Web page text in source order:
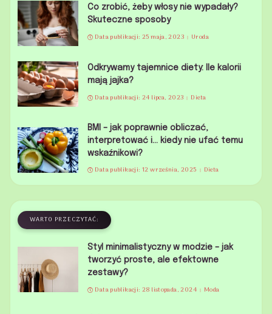
Co zrobić, żeby włosy nie wypadały?
Skuteczne sposoby
Data publikacji: 25 maja, 2023 Uroda
Odkrywamy tajemnice diety: Ile kalorii
mają jajka?
Data publikacji: 24 lipca, 2023 Dieta
BMI – jak poprawnie obliczać,
interpretować i… kiedy nie ufać temu
wskaźnikowi?
Data publikacji: 12 września, 2025 Dieta
WARTO PRZECZYTAĆ:
Styl minimalistyczny w modzie – jak
tworzyć proste, ale efektowne
zestawy?
Data publikacji: 28 listopada, 2024 Moda